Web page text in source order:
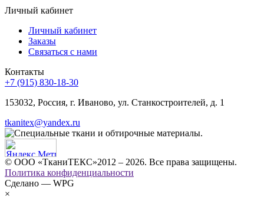
Личный кабинет
Личный кабинет
Заказы
Связаться с нами
Контакты
+7 (915) 830-18-30
153032, Россия, г. Иваново, ул. Станкостроителей, д. 1
tkanitex@yandex.ru
© ООО «ТканиТЕКС»2012 – 2026. Все права защищены.
Политика конфиденциальности
Сделано — WPG
×